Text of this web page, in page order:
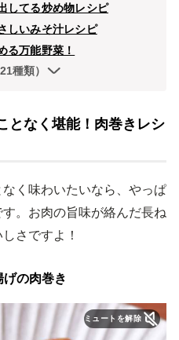
してる炒め物レシピ
しいみそ汁レシピ
る万能野菜！
種類）
となく堪能！肉巻きレシ
く味わいたいなら、やっぱ
。お肉の旨味が絡んだ長ね
さですよ！
の肉巻き
ミュートを解除